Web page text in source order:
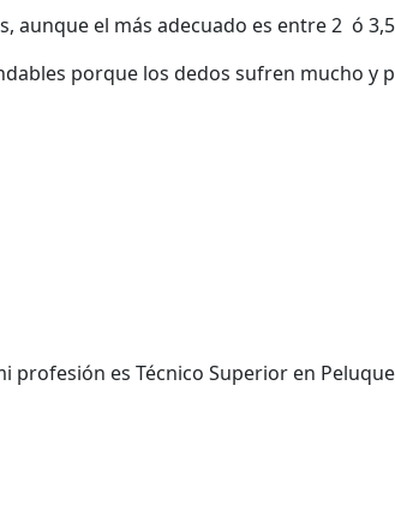
aunque el más adecuado es entre 2 ó
porque los dedos sufren mucho y
profesión es Técnico Superior en